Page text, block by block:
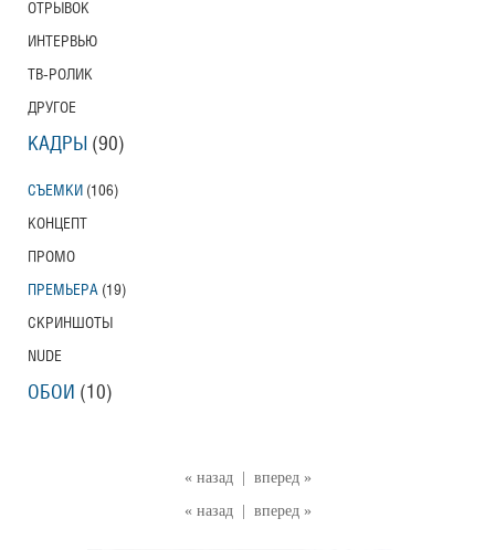
« назад
вперед »
« назад
вперед »
ОТРЫВОК
ИНТЕРВЬЮ
ТВ-РОЛИК
ДРУГОЕ
КАДРЫ (90)
СЪЕМКИ (106)
КОНЦЕПТ
ПРОМО
ПРЕМЬЕРА (19)
СКРИНШОТЫ
NUDE
ОБОИ (10)